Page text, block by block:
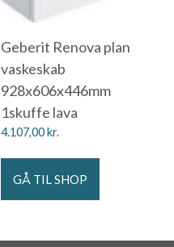
Geberit Renova plan
vaskeskab
928x606x446mm
1skuffe lava
4.107,00kr.
GÅ TIL SHOP